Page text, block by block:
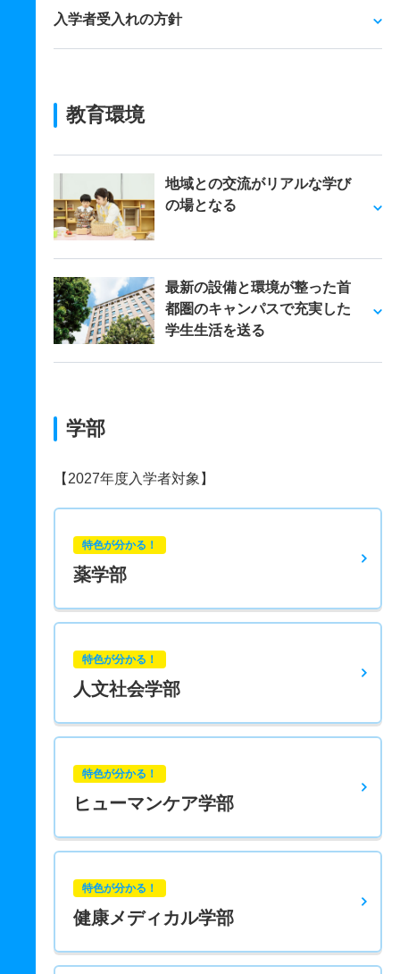
入学者受入れの方針
教育環境
地域との交流がリアルな学び
の場となる
最新の設備と環境が整った首
都圏のキャンパスで充実した
学生生活を送る
学部
【2027年度入学者対象】
特色が分かる！
薬学部
特色が分かる！
人文社会学部
特色が分かる！
ヒューマンケア学部
特色が分かる！
健康メディカル学部